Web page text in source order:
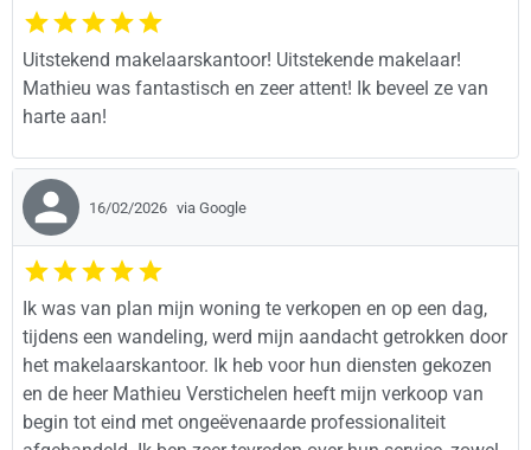
Uitstekend makelaarskantoor! Uitstekende makelaar!
Mathieu was fantastisch en zeer attent! Ik beveel ze van
harte aan!
16/02/2026 via Google
Ik was van plan mijn woning te verkopen en op een dag,
tijdens een wandeling, werd mijn aandacht getrokken door
het makelaarskantoor. Ik heb voor hun diensten gekozen
en de heer Mathieu Verstichelen heeft mijn verkoop van
begin tot eind met ongeëvenaarde professionaliteit